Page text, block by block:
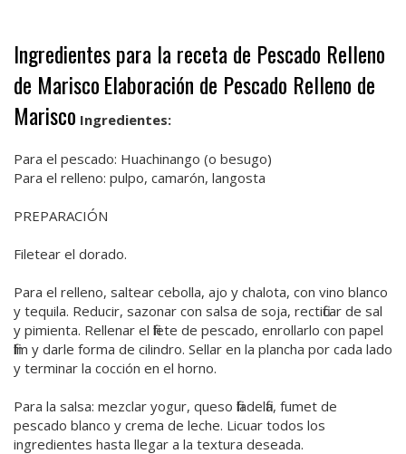
Ingredientes para la receta de Pescado Relleno
de MariscoElaboración de Pescado Relleno de
Marisco Ingredientes:
Para el pescado: Huachinango (o besugo)
Para el relleno: pulpo, camarón, langosta
PREPARACIÓN
Filetear el dorado.
Para el relleno, saltear cebolla, ajo y chalota, con vino blanco
y tequila. Reducir, sazonar con salsa de soja, rectificar de sal
y pimienta. Rellenar el filete de pescado, enrollarlo con papel
film y darle forma de cilindro. Sellar en la plancha por cada lado
y terminar la cocción en el horno.
Para la salsa: mezclar yogur, queso filadelfia, fumet de
pescado blanco y crema de leche. Licuar todos los
ingredientes hasta llegar a la textura deseada.